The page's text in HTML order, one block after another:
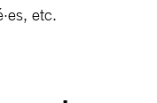
etc.